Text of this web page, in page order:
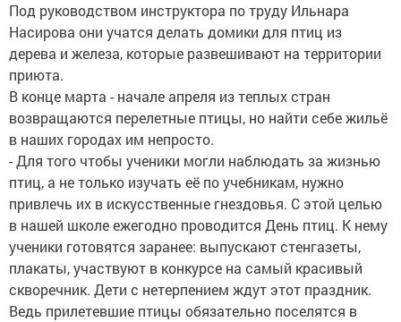
Под руководством инструктора по труду Ильнара
Насирова они учатся делать домики для птиц из
дерева и железа, которые развешивают на территории
приюта.
В конце марта - начале апреля из теплых стран
возвращаются перелетные птицы, но найти себе жильё
в наших городах им непросто.
- Для того чтобы ученики могли наблюдать за жизнью
птиц, а не только изучать её по учебникам, нужно
привлечь их в искусственные гнездовья. С этой целью
в нашей школе ежегодно проводится День птиц. К нему
ученики готовятся заранее: выпускают стенгазеты,
плакаты, участвуют в конкурсе на самый красивый
скворечник. Дети с нетерпением ждут этот праздник.
Ведь прилетевшие птицы обязательно поселятся в